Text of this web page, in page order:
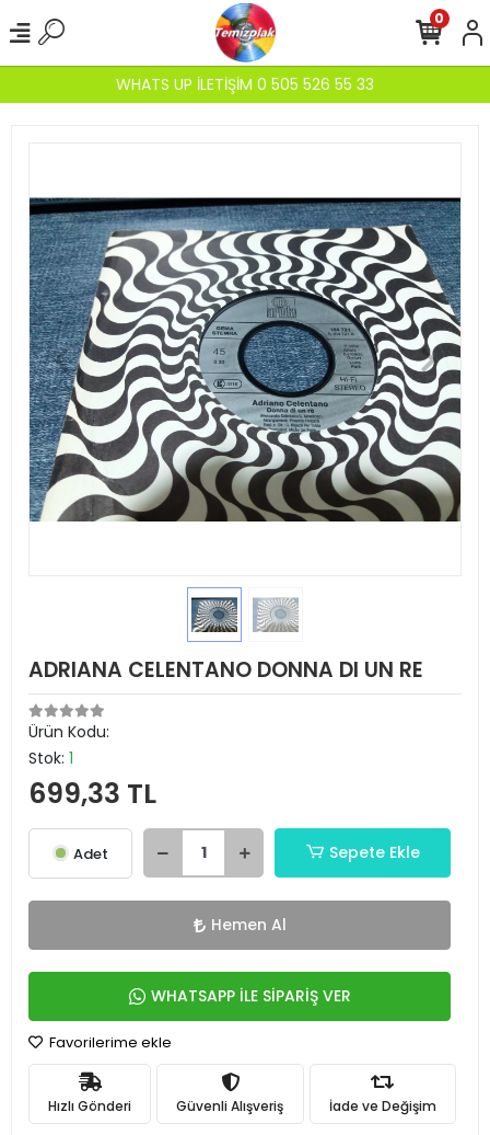
WHATS UP İLETİŞİM 0 505 526 55 33
0
ADRIANA CELENTANO DONNA DI UN RE
Ürün Kodu:
Stok: 1
699,33 TL
Adet Sepete Ekle
Hemen Al
WHATSAPP İLE SİPARİŞ VER
Favorilerime ekle
Hızlı Gönderi Güvenli Alışveriş İade ve Değişim